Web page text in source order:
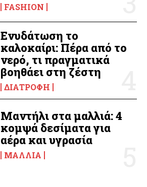
FASHION
Ενυδάτωση το
καλοκαίρι: Πέρα από το
νερό, τι πραγματικά
βοηθάει στη ζέστη
ΔΙΑΤΡΟΦΉ
Μαντήλι στα μαλλιά: 4
κομψά δεσίματα για
αέρα και υγρασία
ΜΑΛΛΙΆ